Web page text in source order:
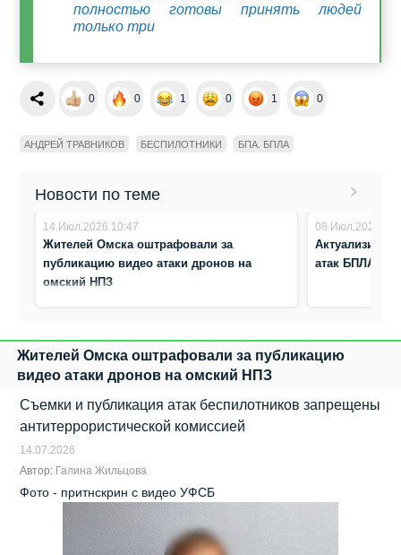
полностью готовы принять людей
только три
0 0 1 0 1 0
АНДРЕЙ ТРАВНИКОВ БЕСПИЛОТНИКИ БПА. БПЛА
Новости по теме
14.Июл.2026 10:47
Жителей Омска оштрафовали за
публикацию видео атаки дронов на
омский НПЗ
08.Июл.2026
атак БПЛА
Жителей Омска оштрафовали за публикацию
видео атаки дронов на омский НПЗ
Съемки и публикация атак беспилотников запрещены
антитеррористической комиссией
14.07.2026
Автор: Галина Жильцова
Фото - притнскрин с видео УФСБ